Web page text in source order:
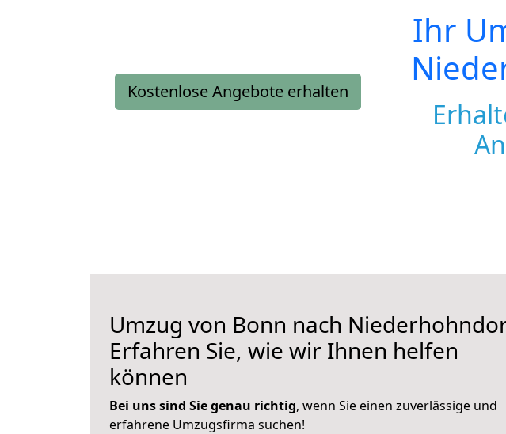
Kostenlose Angebote erhalten
Ihr
Umzug von Bonn nach
Erfahren Sie, wie wir Ihnen helfen
können
Bei uns sind Sie genau richtig, wenn Sie einen zuverlässige und
erfahrene Umzugsfirma suchen!